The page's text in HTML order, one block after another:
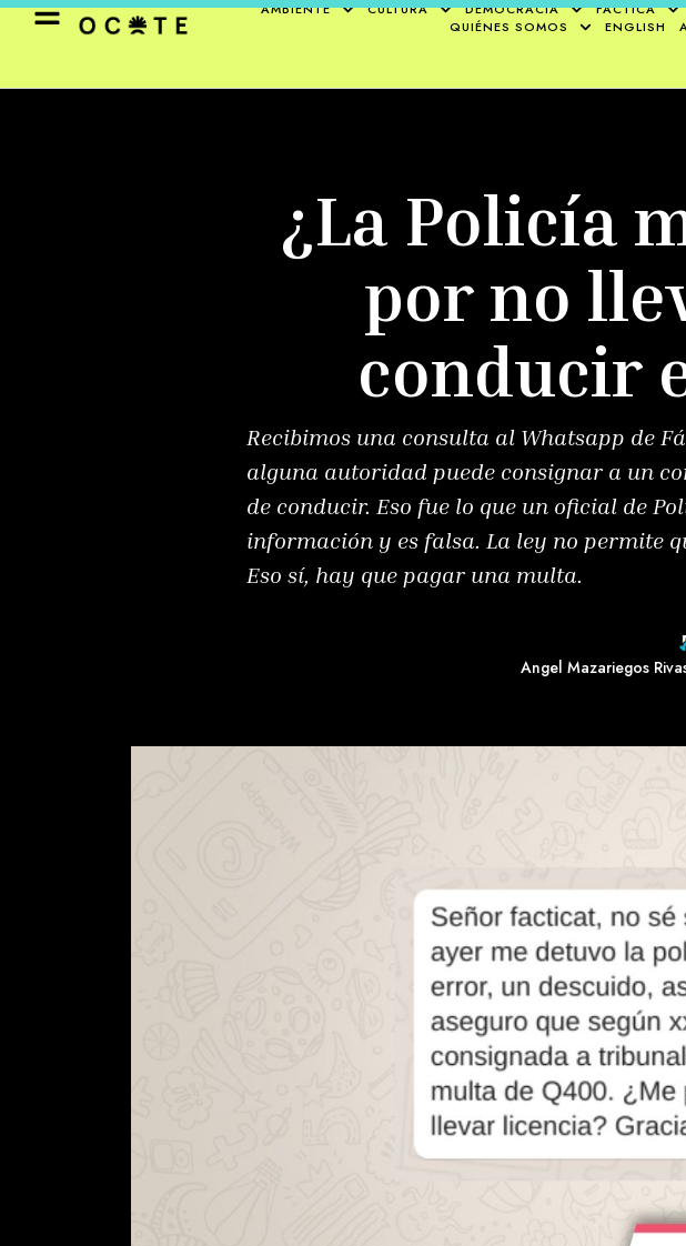
AMBIENTE CULTURA DEMOCRACIA FÁCTICA
QUIÉNES SOMOS
ENGLISH
¿La Policía
por no
conducir
Recibimos una consulta al Whatsapp de
alguna autoridad puede consignar a un
de conducir. Eso fue lo que un oficial de
información y es falsa. La ley no permite
Eso sí, hay que pagar una multa.
Angel Mazariegos